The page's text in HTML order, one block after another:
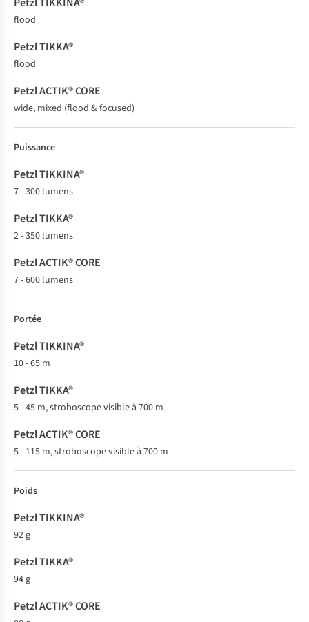
flood
flood
wide, mixed (flood & focused)
Puissance
7 - 300 lumens
2 - 350 lumens
7 - 600 lumens
Portée
10 - 65 m
5 - 45 m, stroboscope visible à 700 m
5 - 115 m, stroboscope visible à 700 m
Poids
92 g
94 g